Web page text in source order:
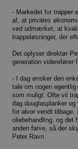
- Markedet for trapper
af, at privates
ved udmærket, at
trappeløsninger, der
Det oplyser direktør
generation viderefører
- I dag ønsker den
tale om nogen
som muligt. Ofte vil
dag douglasplanker
for alvor vendt tilbage.
oliebehandling, og det
anden farve, så der
Peter Ravn.